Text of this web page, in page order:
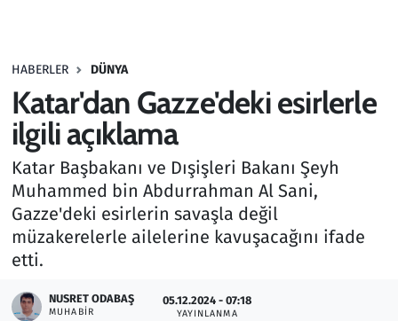
HABERLER DÜNYA
Katar'dan Gazze'deki esirlerle
ilgili açıklama
Katar Başbakanı ve Dışişleri Bakanı Şeyh
Muhammed bin Abdurrahman Al Sani,
Gazze'deki esirlerin savaşla değil
müzakerelerle ailelerine kavuşacağını ifade
etti.
NUSRET ODABAŞ
MUHABIR
05.12.2024 - 07:18
YAYINLANMA
Haber
Kültür Sanat
Kurumsal Haberler
Lezzet Durağı
Otomobil